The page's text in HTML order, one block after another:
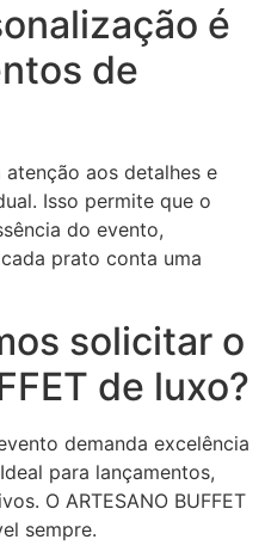
é
de
aos detalhes e
Isso permite que o
do evento,
prato conta uma
solicitar o
de luxo?
demanda excelência
para lançamentos,
O ARTESANO BUFFET
sempre.